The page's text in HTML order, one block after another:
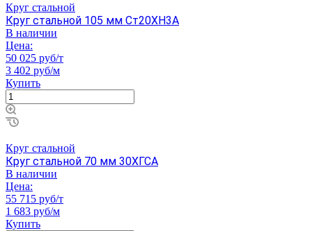
Круг стальной
Круг стальной 105 мм Ст20ХН3А
В наличии
Цена:
50 025 руб/т
3 402 руб/м
Купить
Круг стальной
Круг стальной 70 мм 30ХГСА
В наличии
Цена:
55 715 руб/т
1 683 руб/м
Купить